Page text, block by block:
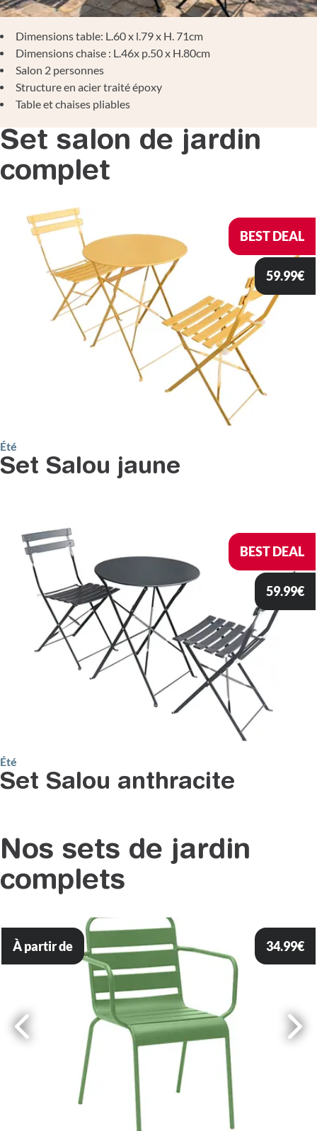
Dimensions table: L.60 x l.79 x H. 71cm
Dimensions chaise : L.46x p.50 x H.80cm
Salon 2 personnes
Structure en acier traité époxy
Table et chaises pliables
Set salon de jardin
complet
BEST DEAL
59.99€
Été
Set Salou jaune
BEST DEAL
59.99€
Été
Set Salou anthracite
Nos sets de jardin
complets
À partir de 34.99€